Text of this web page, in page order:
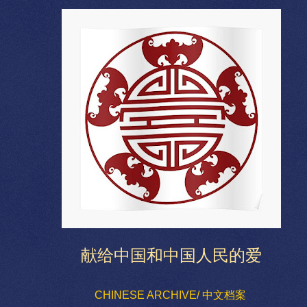
献给中国和中国人民的爱
CHINESE ARCHIVE/ 中文档案